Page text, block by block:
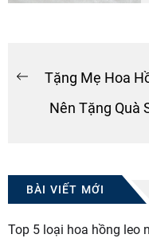
Điều
hướng
Previous
Tặng Mẹ Hoa
Nên Tặng Quà
BÀI VIẾT MỚI
Top 5 loại hoa hồng leo